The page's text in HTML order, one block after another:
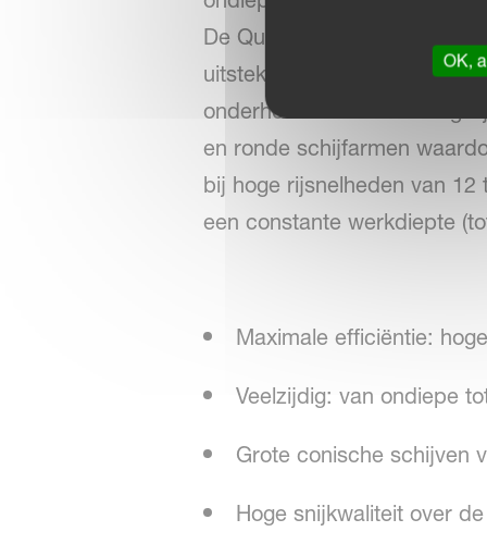
De Qualidisc Pro overtuigt
uitstekende snijkwaliteit in
onderhoudskosten. In
en ronde schijfarmen
bij hoge rijsnelheden van
een constante werkdiepte
Maximale efficiëntie:
Veelzijdig: van ondiepe
Grote conische schijven
Hoge snijkwaliteit over
OK,